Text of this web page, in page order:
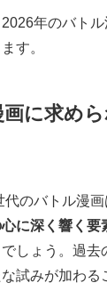
年のバト
す。
に求め
のバトル漫
に深く響く要
しょう。過去
な試みが加わ